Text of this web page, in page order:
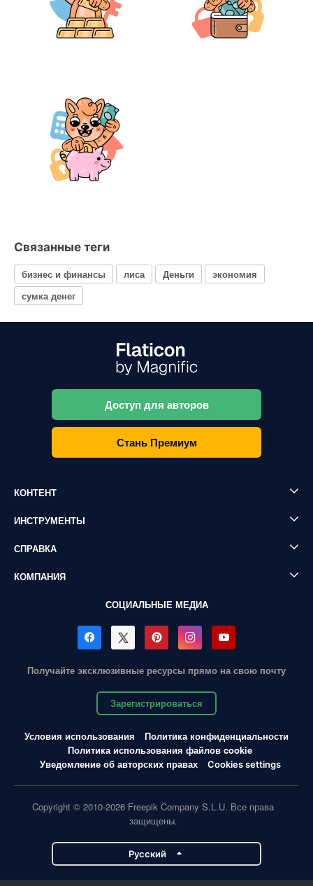
Связанные теги
бизнес и финансы лиса Деньги
экономия
сумка денег
Доступ для авторов
Стань Премиум
КОНТЕНТ
ИНСТРУМЕНТЫ
СПРАВКА
КОМПАНИЯ
СОЦИАЛЬНЫЕ МЕДИА
Получайте эксклюзивные ресурсы прямо на свою почту
Зарегистрироваться
Условия использования
Политика конфиденциальности
Политика использования файлов cookie
Уведомление об авторских правах
Cookies settings
Copyright © 2010-2026 Freepik Company S.L.U. Все права
защищены.
Pусский